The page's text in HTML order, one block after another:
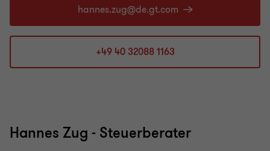
+49 40 32088 1163
Hannes Zug - Steuerberater